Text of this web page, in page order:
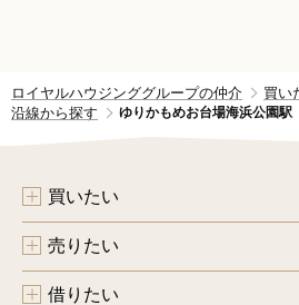
ロイヤルハウジンググループの仲介 買い
沿線から探す
ゆりかもめお台場海浜公園駅
買いたい
売りたい
借りたい